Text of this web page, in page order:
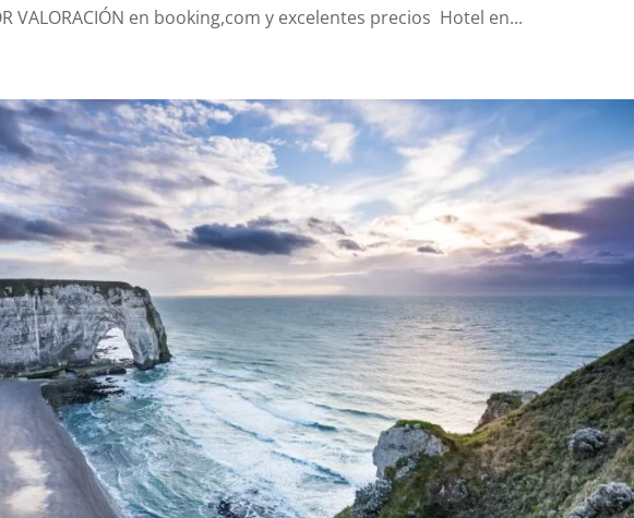
VALORACIÓN en booking,com y excelentes precios Hotel en...